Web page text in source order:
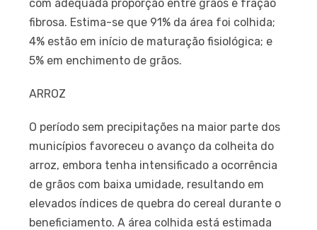
com adequada proporção entre grãos e fração
fibrosa. Estima-se que 91% da área foi colhida;
4% estão em início de maturação fisiológica; e
5% em enchimento de grãos.
ARROZ
O período sem precipitações na maior parte dos
municípios favoreceu o avanço da colheita do
arroz, embora tenha intensificado a ocorrência
de grãos com baixa umidade, resultando em
elevados índices de quebra do cereal durante o
beneficiamento. A área colhida está estimada